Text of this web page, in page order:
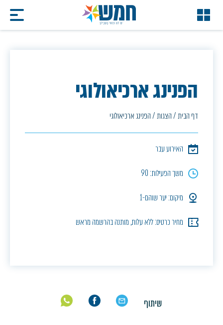
הפנינג ארכיאולוגי
דף הבית/הצגות/הפנינג ארכיאולוגי
האירוע עבר
משך הפעילות: 90
מיקום: יער שוהם-1
מחיר כרטיס: ללא עלות, מותנה בהרשמה מראש
שיתוף